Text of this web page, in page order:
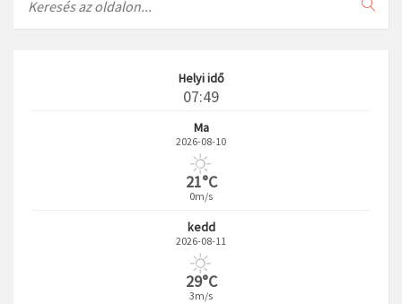
Helyi idő
07:49
Ma
2026-08-10
21°C
0m/s
kedd
2026-08-11
29°C
3m/s